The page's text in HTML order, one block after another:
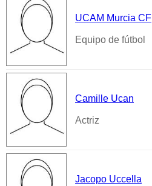
UCAM Murcia CF
Equipo de fútbol
Camille Ucan
Actriz
Jacopo Uccella